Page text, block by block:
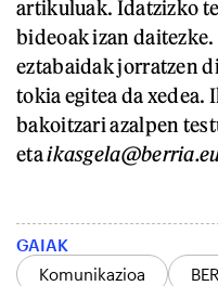
artikuluak. Idatzizko
bideoak izan
eztabaidak jorratzen
tokia egitea da xedea.
bakoitzari azalpen
eta
GAIAK
Komunikazioa